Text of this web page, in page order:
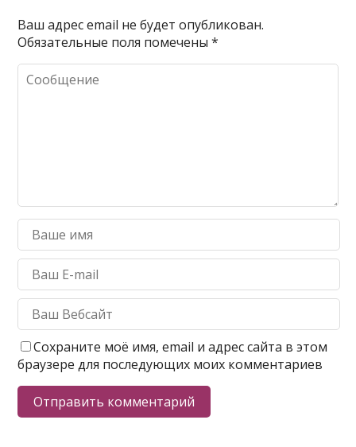
Ваш адрес email не будет опубликован.
Обязательные поля помечены*
Сохраните моё имя, email и адрес сайта в этом
браузере для последующих моих комментариев